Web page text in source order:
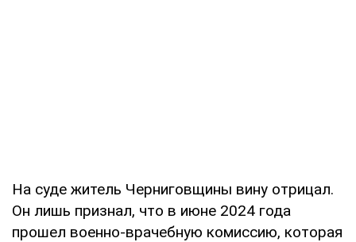
На суде житель Черниговщины вину отрицал.
Он лишь признал, что в июне 2024 года
прошел военно-врачебную комиссию, которая